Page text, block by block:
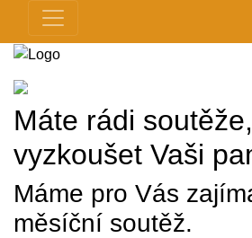
Máte rádi
vyzkoušet Vaši
Máme pro Vás
měsíční soutěž.